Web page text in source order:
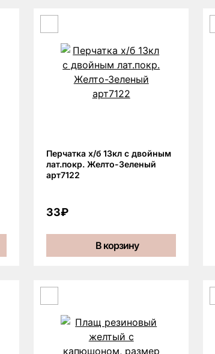
Перчатка х/б 13кл с двойным
лат.покр. Желто-Зеленый
арт7122
33₽
В корзину